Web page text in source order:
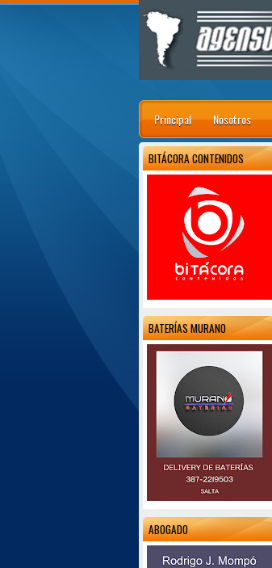
Principal Nosotros
BITÁCORA CONTENIDOS
BATERÍAS MURANO
ABOGADO